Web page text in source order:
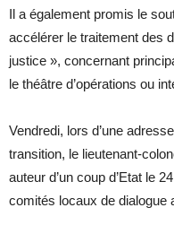
Il a également promis le
accélérer le traitement des
justice », concernant
le théâtre d’opérations ou
Vendredi, lors d’une
transition, le lieutenant-
auteur d’un coup d’Etat le
comités locaux de dialogue